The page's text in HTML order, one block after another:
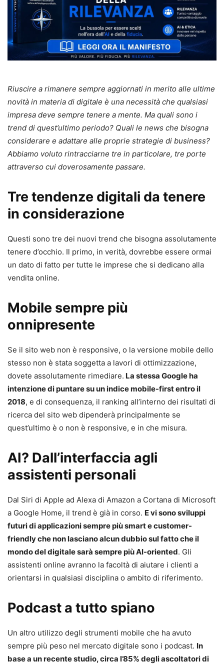
Riuscire a rimanere sempre aggiornati in merito alle ultime
novità in materia di digitale è una necessità che qualsiasi
impresa deve sempre tenere a mente. Ma quali sono i
trend di quest’ultimo periodo? Quali le news che bisogna
considerare e adattare alle proprie strategie di business?
Abbiamo voluto rintracciarne tre in particolare, tre porte
attraverso cui doverosamente passare.
Tre tendenze digitali da tenere
in considerazione
Questi sono tre dei nuovi trend che bisogna assolutamente
tenere d’occhio. Il primo, in verità, dovrebbe essere ormai
un dato di fatto per tutte le imprese che si dedicano alla
vendita online.
Mobile sempre più
onnipresente
Se il sito web non è responsive, o la versione mobile dello
stesso non è stata soggetta a lavori di ottimizzazione,
dovete assolutamente rimediare. La stessa Google ha
intenzione di puntare su un indice mobile-first entro il
2018, e di consequenza, il ranking all’interno dei risultati di
ricerca del sito web dipenderà principalmente se
quest’ultimo è o non è responsive, e in che misura.
AI? Dall’interfaccia agli
assistenti personali
Dal Siri di Apple ad Alexa di Amazon a Cortana di Microsoft
a Google Home, il trend è già in corso. E vi sono sviluppi
futuri di applicazioni sempre più smart e customer-
friendly che non lasciano alcun dubbio sul fatto che il
mondo del digitale sarà sempre più AI-oriented. Gli
assistenti online avranno la facoltà di aiutare i clienti a
orientarsi in qualsiasi disciplina o ambito di riferimento.
Podcast a tutto spiano
Un altro utilizzo degli strumenti mobile che ha avuto
sempre più peso nel mercato digitale sono i podcast. In
base a un recente studio, circa l’85% degli ascoltatori di